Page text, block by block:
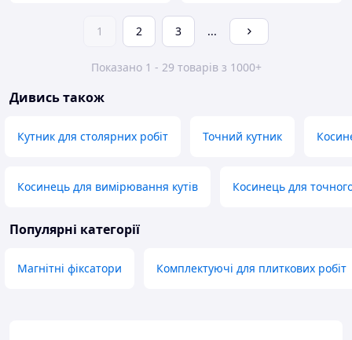
1 2 3 ...
Показано 1 - 29 товарів з 1000+
Дивись також
Кутник для столярних робіт Точний кутник
Косинець для вимірювання кутів Косинець для
Популярні категорії
Магнітні фіксатори Комплектуючі для плиткових робіт